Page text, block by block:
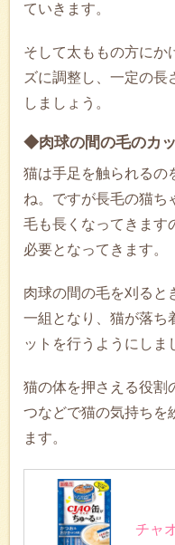
ていきます。
そして太ももの方にか
ズに調整し、一定の長
しましょう。
◆肉球の間の毛のカ
猫は手足を触られるの
ね。ですが長毛の猫ち
毛も長くなってきます
必要となってきます。
肉球の間の毛を刈ると
一組となり、猫が落ち
ットを行うようにしま
猫の体を押さえる役割
つなどで猫の気持ちを
ます。
チャ